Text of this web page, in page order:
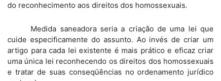
do reconhecimento aos direitos dos homossexuais.
Medida saneadora seria a criação de uma lei que
cuide especificamente do assunto. Ao invés de criar um
artigo para cada lei existente é mais prático e eficaz criar
uma única lei reconhecendo os direitos dos homossexuais
e tratar de suas conseqüências no ordenamento jurídico